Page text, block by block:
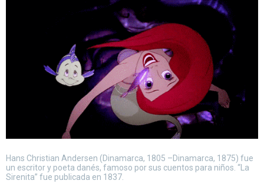
Hans Christian Andersen (Dinamarca, 1805 –Dinamarca, 1875) fue
un escritor y poeta danés, famoso por sus cuentos para niños. “La
Sirenita” fue publicada en 1837.